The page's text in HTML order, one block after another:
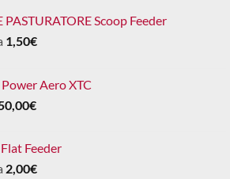
PASTURATORE Scoop Feeder
1,50€
Aero XTC
€Il
è:
350,00€.
Feeder
2,00€